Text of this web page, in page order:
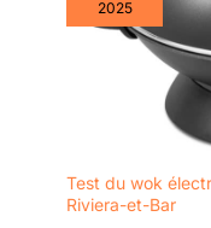
2025
Test du wok
Riviera-et-Bar